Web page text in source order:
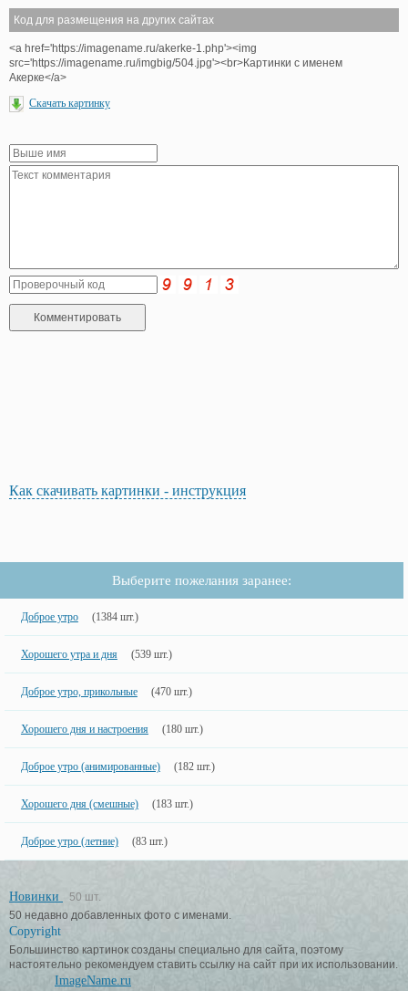
Код для размещения на других сайтах
<a href='https://imagename.ru/akerke-1.php'><img
src='https://imagename.ru/imgbig/504.jpg'><br>Картинки с именем
Акерке</a>
Скачать картинку
Как скачивать картинки - инструкция
Выберите пожелания заранее:
Доброе утро (1384 шт.)
Хорошего утра и дня (539 шт.)
Доброе утро, прикольные (470 шт.)
Хорошего дня и настроения (180 шт.)
Доброе утро (анимированные) (182 шт.)
Хорошего дня (смешные) (183 шт.)
Доброе утро (летние) (83 шт.)
Новинки
50 шт.
50 недавно добавленных фото с именами.
Copyright
Большинство картинок созданы специально для сайта, поэтому
настоятельно рекомендуем ставить ссылку на сайт при их использовании.
ImageName.ru